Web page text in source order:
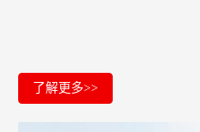
了解更多>>